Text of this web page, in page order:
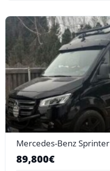
Mercedes-Benz Sprinter
89,800€